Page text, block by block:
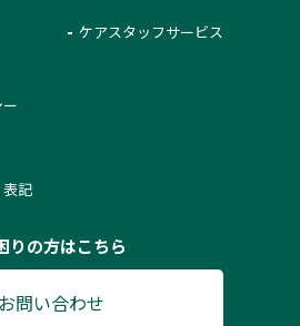
記
ケアスタッフサービス
りの方はこちら
お問い合わせ